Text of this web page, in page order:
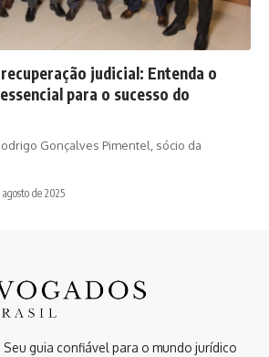
judicial: Entenda o
para o sucesso do
Gonçalves Pimentel, sócio da
agosto de 2025
guia confiável para o mundo jurídico